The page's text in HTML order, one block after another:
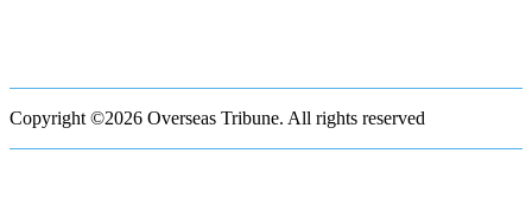
Copyright ©2026 Overseas Tribune. All rights reserved